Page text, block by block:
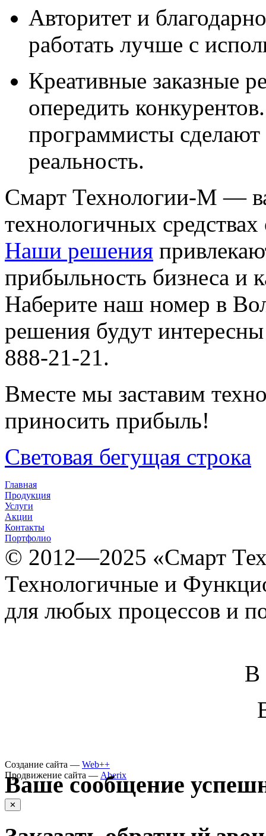
Авторитет и
работать лучше с
Креативные заказные
опередить
программисты сделают
реальность.
Смарт Технологии-М —
технологичных
Наши решения
прибыльность бизнеса и
Наберите наш номер в
решения будут
888-21-21.
Вместе мы заставим
приносить прибыль!
Световая бегущая строка
Главная
Продукция
Услуги
Акции
Контакты
Портфолио
© 2012­­­—2025 «Смарт
Технологичные и
для любых процессов и
В
Создание сайта — Web++
Продвижение сайта — Aberix
Ваше сообщение
✕